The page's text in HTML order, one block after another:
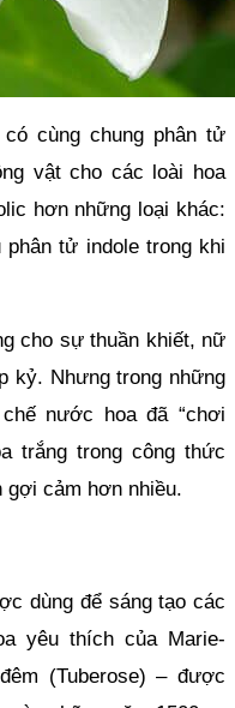
cùng chung phân tử
vật cho các loài hoa
hơn những loại khác:
phân tử indole trong khi
cho sự thuần khiết, nữ
kỷ. Nhưng trong những
nước hoa đã “chơi
trắng trong công thức
gợi cảm hơn nhiều.
dùng để sáng tạo các
yêu thích của Marie-
(Tuberose) – được